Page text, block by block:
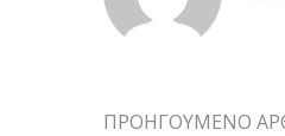
ΠΡΟΗΓΟΥΜΕΝΟ